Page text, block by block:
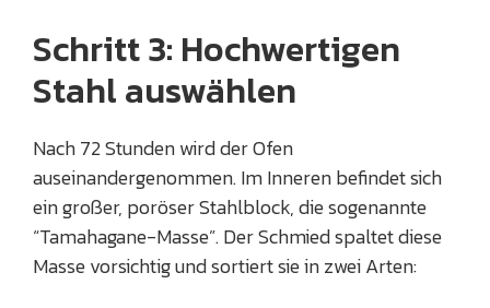
Schritt 3: Hochwertigen
Stahl auswählen
Nach 72 Stunden wird der Ofen
auseinandergenommen. Im Inneren befindet sich
ein großer, poröser Stahlblock, die sogenannte
“Tamahagane-Masse”. Der Schmied spaltet diese
Masse vorsichtig und sortiert sie in zwei Arten: